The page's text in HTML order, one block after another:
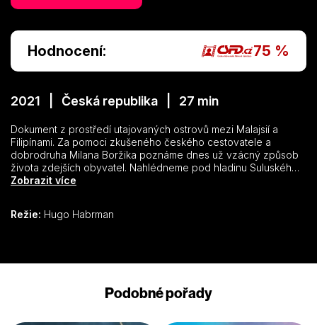
Hodnocení: 75 %
2021 | Česká republika | 27 min
Dokument z prostředí utajovaných ostrovů mezi Malajsií a
Filipínami. Za pomoci zkušeného českého cestovatele a
dobrodruha Milana Boržika poznáme dnes už vzácný způsob
života zdejších obyvatel. Nahlédneme pod hladinu Suluského
moře a do jedné z nejkrásnějších podmořských rezervací na
Zobrazit více
Režie: Hugo Habrman
Podobné pořady